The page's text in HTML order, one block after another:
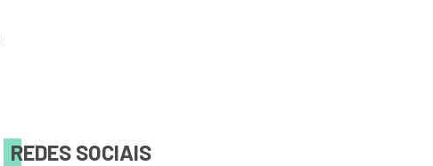
REDES SOCIAIS